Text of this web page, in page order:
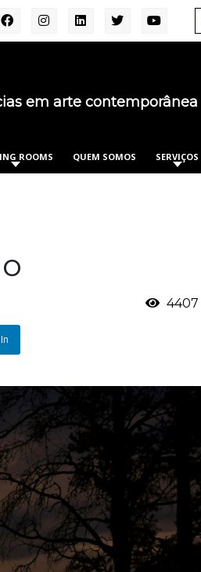
em arte contemporânea
ROOMS QUEM SOMOS SERVIÇOS
4407